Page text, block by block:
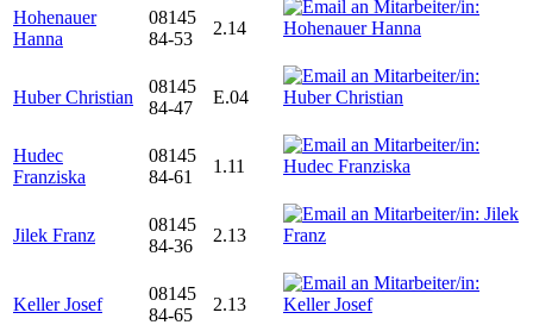
Hohenauer
Hanna
08145
84-53
2.14
Huber Christian
08145
84-47
E.04
Hudec
Franziska
08145
84-61
1.11
Jilek Franz
08145
84-36
2.13
Keller Josef
08145
84-65
2.13